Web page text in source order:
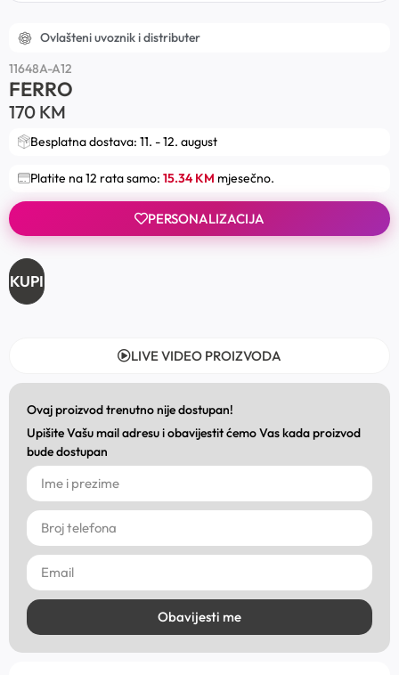
Ovlašteni uvoznik i distributer
11648A-A12
FERRO
170 KM
Besplatna dostava: 11. - 12. august
Platite na 12 rata samo: 15.34 KM mjesečno.
PERSONALIZACIJA
KUPI
LIVE VIDEO PROIZVODA
Ovaj proizvod trenutno nije dostupan!
Upišite Vašu mail adresu i obavijestit ćemo Vas kada proizvod
bude dostupan
Obavijesti me